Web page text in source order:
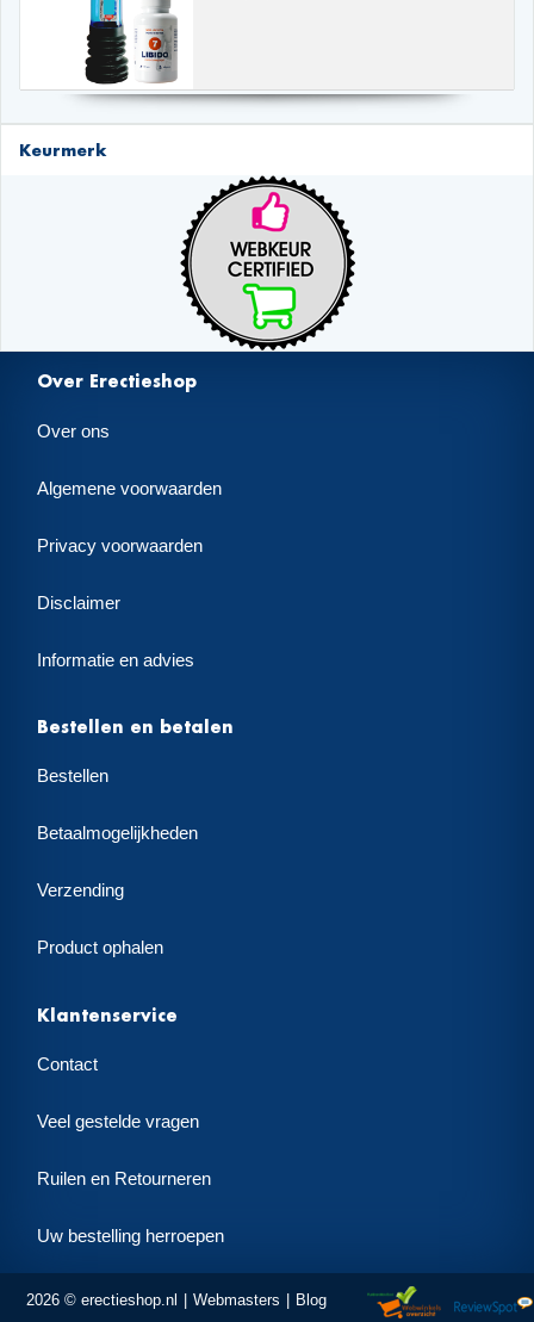
Keurmerk
Over Erectieshop
Over ons
Algemene voorwaarden
Privacy voorwaarden
Disclaimer
Informatie en advies
Bestellen en betalen
Bestellen
Betaalmogelijkheden
Verzending
Product ophalen
Klantenservice
Contact
Veel gestelde vragen
Ruilen en Retourneren
Uw bestelling herroepen
2026 © erectieshop.nl Webmasters Blog